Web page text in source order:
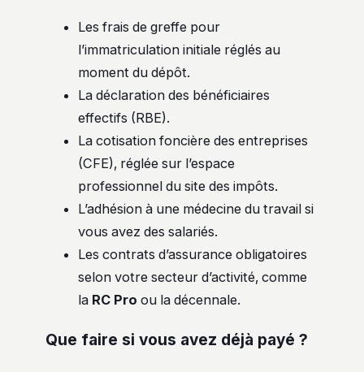
Les frais de greffe pour
l’immatriculation initiale réglés au
moment du dépôt.
La déclaration des bénéficiaires
effectifs (RBE).
La cotisation foncière des entreprises
(CFE), réglée sur l’espace
professionnel du site des impôts.
L’adhésion à une médecine du travail si
vous avez des salariés.
Les contrats d’assurance obligatoires
selon votre secteur d’activité, comme
la RC Pro ou la décennale.
Que faire si vous avez déjà payé ?